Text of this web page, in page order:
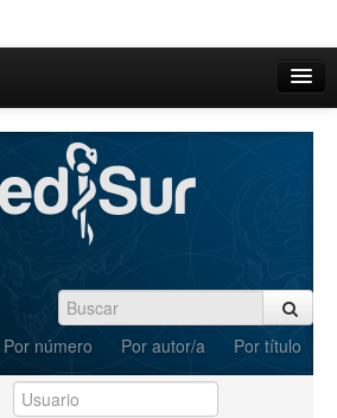
Por número Por autor/a Por título